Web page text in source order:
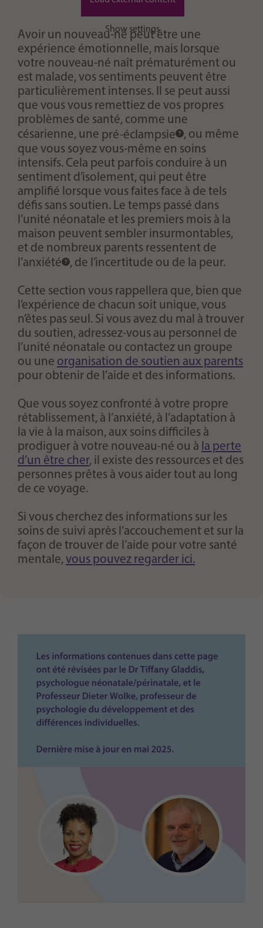
Show settings
Avoir un nouveau-né peut être une
expérience émotionnelle, mais lorsque
votre nouveau-né naît prématurément ou
est malade, vos sentiments peuvent être
particulièrement intenses. Il se peut aussi
que vous vous remettiez de vos propres
problèmes de santé, comme une
césarienne, une pré-éclampsie
, ou même
que vous soyez vous-même en soins
intensifs. Cela peut parfois conduire à un
sentiment d’isolement, qui peut être
amplifié lorsque vous faites face à de tels
défis sans soutien. Le temps passé dans
l’unité néonatale et les premiers mois à la
maison peuvent sembler insurmontables,
et de nombreux parents ressentent de
l’anxiété
, de l’incertitude ou de la peur.
Cette section vous rappellera que, bien que
l’expérience de chacun soit unique, vous
n’êtes pas seul. Si vous avez du mal à trouver
du soutien, adressez-vous au personnel de
l’unité néonatale ou contactez un groupe
ou une organisation de soutien aux parents
pour obtenir de l’aide et des informations.
Que vous soyez confronté à votre propre
rétablissement, à l’anxiété, à l’adaptation à
la vie à la maison, aux soins difficiles à
prodiguer à votre nouveau-né ou à la perte
d’un être cher, il existe des ressources et des
personnes prêtes à vous aider tout au long
de ce voyage.
Si vous cherchez des informations sur les
soins de suivi après l’accouchement et sur la
façon de trouver de l’aide pour votre santé
mentale,vous pouvez regarder ici.